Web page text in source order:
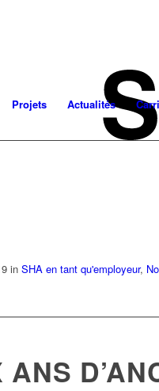
Projets Actualités
in SHA en tant qu'employeur,
ANS